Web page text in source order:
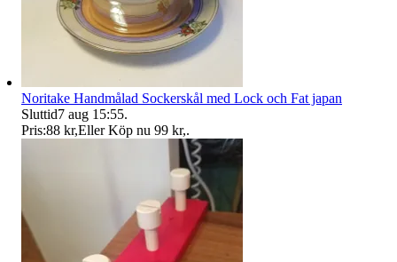
Noritake Handmålad Sockerskål med Lock och Fat japan
Sluttid7 aug 15:55.
Pris:88 kr,Eller Köp nu 99 kr,.